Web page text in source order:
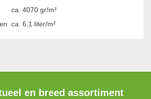
ca. 4070 gr/m²
ca. 6,1 liter/m²
en breed assortiment